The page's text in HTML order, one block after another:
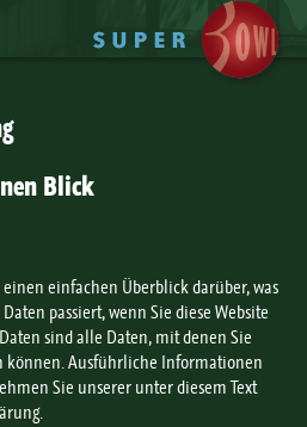
Blick
einfachen Überblick darüber, was
passiert, wenn Sie diese Website
sind alle Daten, mit denen Sie
Ausführliche Informationen
Sie unserer unter diesem Text